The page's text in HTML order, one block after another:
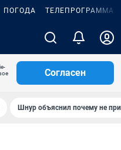
ПОГОДА ТЕЛЕПРОГРАММА
Согласен
Шнур объяснил почему не